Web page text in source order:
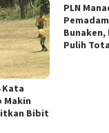
Kata
Makin
Bibit
PLN
Bunaken,
Pulih